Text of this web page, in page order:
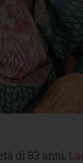
di 83 anni,